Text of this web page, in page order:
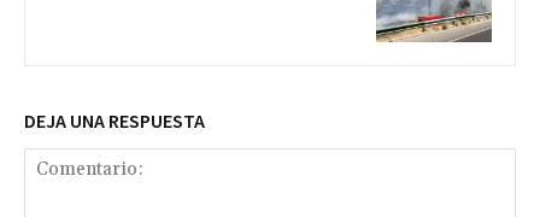
DEJA UNA RESPUESTA